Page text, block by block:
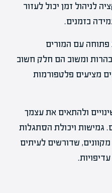
לניהול זמן יכול לעזור
בזמנים.
עם המורים
ומשוב הם חלק חשוב
מציעים פלטפורמות
ולהתאים את עצמך
גמישות ויכולת הסתגלות
שדורשים לעיתים